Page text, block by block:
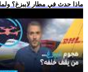
.. ماذا حدث في مطار لايبزغ؟